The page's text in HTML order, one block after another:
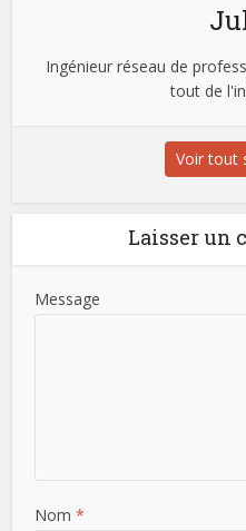
Ingénieur réseau de
tout de
Voir tout
Laisser un
Message
Nom*